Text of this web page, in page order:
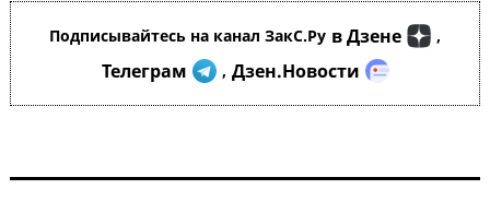
Подписывайтесь на канал ЗакС.Ру в Дзене ,
Телеграм , Дзен.Новости